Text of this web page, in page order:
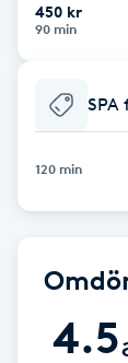
Barber
Barnklippning
Bottenfärg
Brynformning
450 kr
90 min
SPA
120 min
4.5